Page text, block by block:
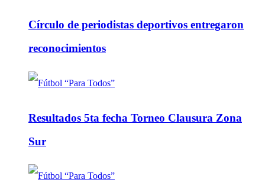
Círculo de periodistas deportivos entregaron
reconocimientos
Resultados 5ta fecha Torneo Clausura Zona
Sur